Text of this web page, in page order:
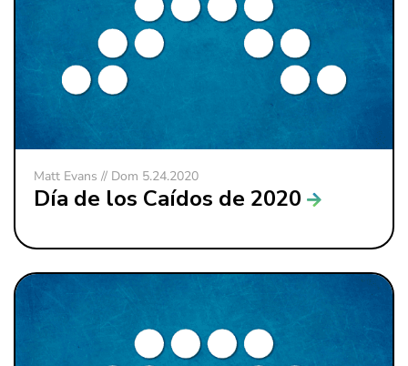
Matt Evans // Dom 5.24.2020
Día de los Caídos de 2020